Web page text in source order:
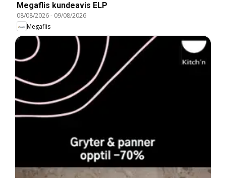
Megaflis kundeavis ELP
08/08/2026- 09/08/2026
Megaflis